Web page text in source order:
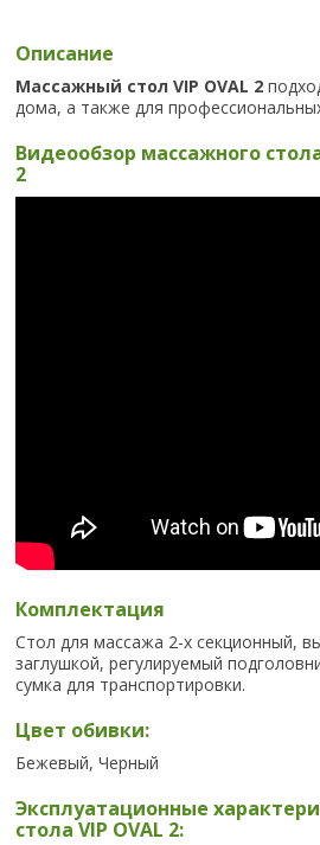
Описание
Массажный стол VIP OVAL 2
дома, а также для
Видеообзор массажного стола
2
Комплектация
Стол для массажа 2-х секционный,
заглушкой, регулируемый
сумка для транспортировки.
Цвет обивки:
Бежевый, Черный
Эксплуатационные
стола VIP OVAL 2: